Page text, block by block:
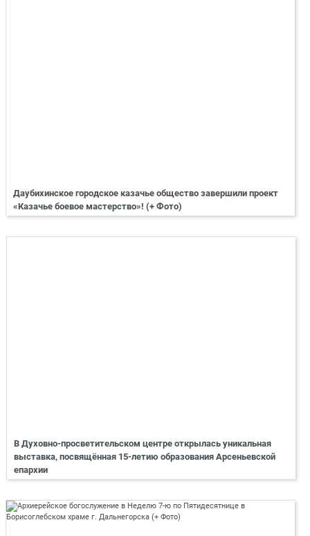
Даубихинское городское казачье общество завершили проект
«Казачье боевое мастерство»! (+ Фото)
В Духовно-просветительском центре открылась уникальная
выставка, посвящённая 15-летию образования Арсеньевской
епархии